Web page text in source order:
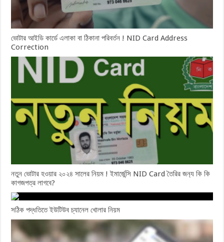
ভোটার আইডি কার্ডে এলাকা বা ঠিকানা পরিবর্তন ! NID Card Address
Correction
নতুন ভোটার হওয়ার ২০২৪ সালের নিয়ম ! ইমার্জেন্সি NID Card তৈরির জন‍্য কি কি
কাগজপত্র লাগবে?
সঠিক পদ্ধতিতে ইউটিউব চ্যানেল খোলার নিয়ম